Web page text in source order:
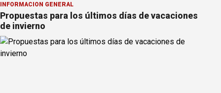
INFORMACION GENERAL
Propuestas para los últimos días de vacaciones
de invierno